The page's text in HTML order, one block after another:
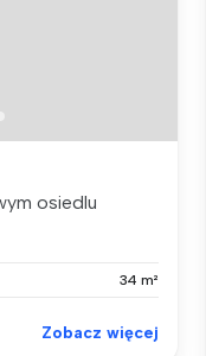
osiedlu
34 m²
Zobacz więcej